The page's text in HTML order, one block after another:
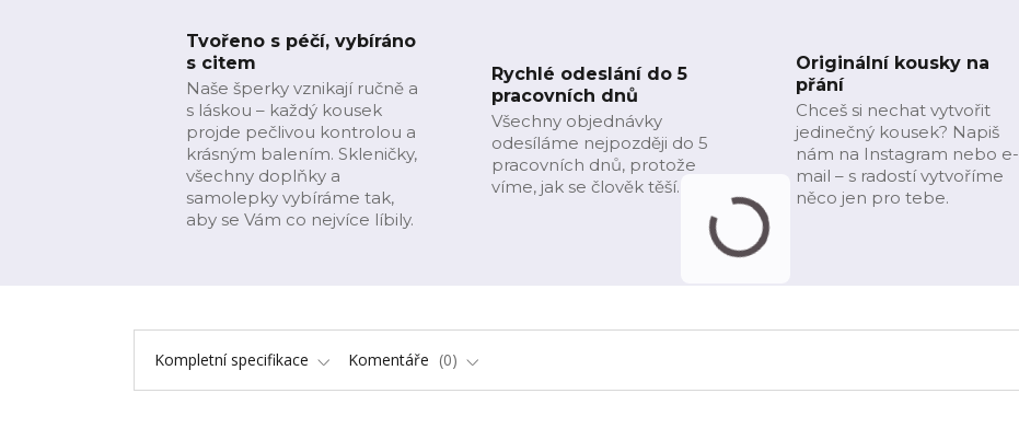
Tvořeno s péčí, vybíráno
s citem
Naše šperky vznikají ručně a
s láskou – každý kousek
projde pečlivou kontrolou a
krásným balením. Skleničky,
všechny doplňky a
samolepky vybíráme tak,
aby se Vám co nejvíce líbily.
Rychlé odeslání do 5
pracovních dnů
Všechny objednávky
odesíláme nejpozději do 5
pracovních dnů, protože
víme, jak se člověk těší.
Originální kousky na
přání
Chceš si nechat vytvořit
jedinečný kousek? Napiš
nám na Instagram nebo e-
mail – s radostí vytvoříme
něco jen pro tebe.
Kompletní specifikace Komentáře 0